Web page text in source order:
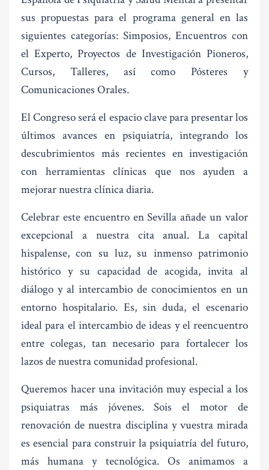
sus propuestas para el programa general en las
siguientes categorías: Simposios, Encuentros con
el Experto, Proyectos de Investigación Pioneros,
Cursos, Talleres, así como Pósteres y
Comunicaciones Orales.
El Congreso será el espacio clave para presentar los
últimos avances en psiquiatría, integrando los
descubrimientos más recientes en investigación
con herramientas clínicas que nos ayuden a
mejorar nuestra clínica diaria.
Celebrar este encuentro en Sevilla añade un valor
excepcional a nuestra cita anual. La capital
hispalense, con su luz, su inmenso patrimonio
histórico y su capacidad de acogida, invita al
diálogo y al intercambio de conocimientos en un
entorno hospitalario. Es, sin duda, el escenario
ideal para el intercambio de ideas y el reencuentro
entre colegas, tan necesario para fortalecer los
lazos de nuestra comunidad profesional.
Queremos hacer una invitación muy especial a los
psiquiatras más jóvenes. Sois el motor de
renovación de nuestra disciplina y vuestra mirada
es esencial para construir la psiquiatría del futuro,
más humana y tecnológica. Os animamos a